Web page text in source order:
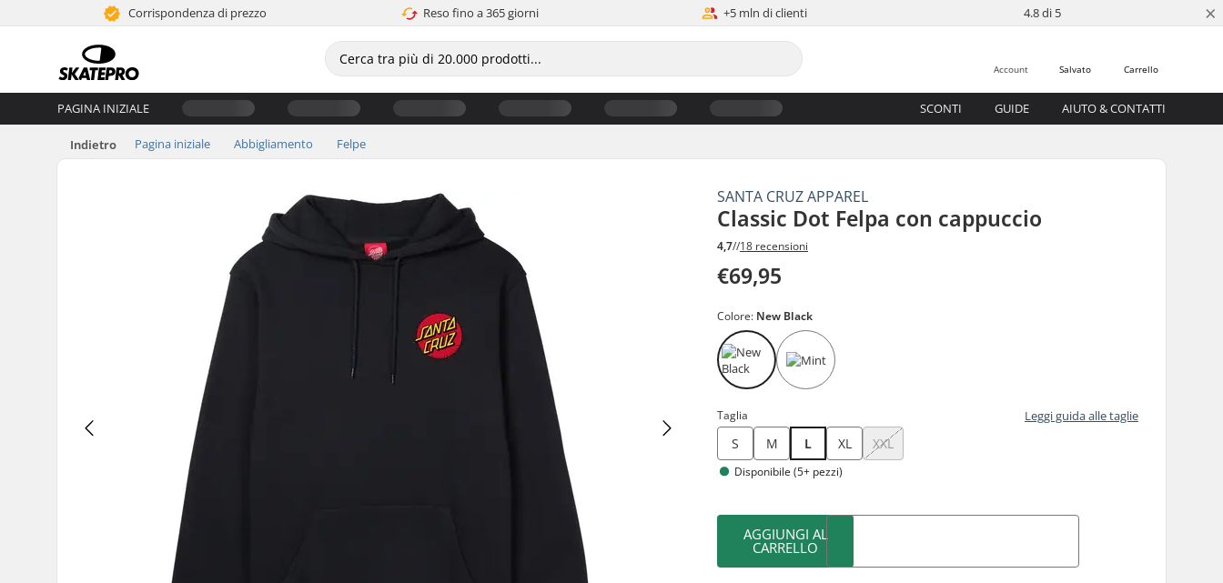
Corrispondenza di prezzo Reso fino a 365 giorni +5 mln di clienti 4.8 di 5 ×
Carrello
Salvato
Account
PAGINA INIZIALE SCONTI GUIDE AIUTO & CONTATTI
Indietro Pagina iniziale Abbigliamento Felpe
SANTA CRUZ APPAREL
Classic Dot Felpa con cappuccio
4,7//18 recensioni
€69,95
Colore: New Black
Taglia Leggi guida alle taglie
S M L XL XXL
Disponibile (5+ pezzi)
AGGIUNGI AL
CARRELLO